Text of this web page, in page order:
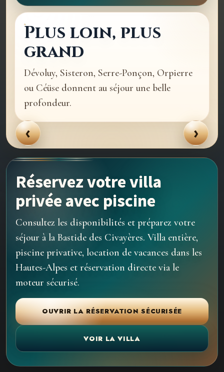
Plus loin, plus
grand
Dévoluy, Sisteron, Serre-Ponçon, Orpierre
ou Céüse donnent au séjour une belle
profondeur.
‹
Marché de Veynes
›
Réservez votre villa
privée avec piscine
Consultez les disponibilités et préparez votre
séjour à la Bastide des Civayères. Villa entière,
piscine privative, location de vacances dans les
Hautes-Alpes et réservation directe via le
moteur sécurisé.
OUVRIR LA RÉSERVATION SÉCURISÉE
VOIR LA VILLA